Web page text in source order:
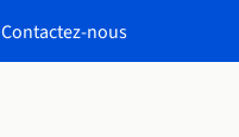
Contactez-nous